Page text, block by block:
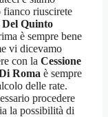
fianco riuscirete
Del Quinto
è sempre bene
vi dicevamo
con la Cessione
Roma è sempre
delle rate.
procedere
la possibilità di